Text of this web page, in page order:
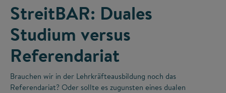
StreitBAR: Duales
Studium versus
Referendariat
Brauchen wir in der Lehrkräfteausbildung noch das
Referendariat? Oder sollte es zugunsten eines dualen